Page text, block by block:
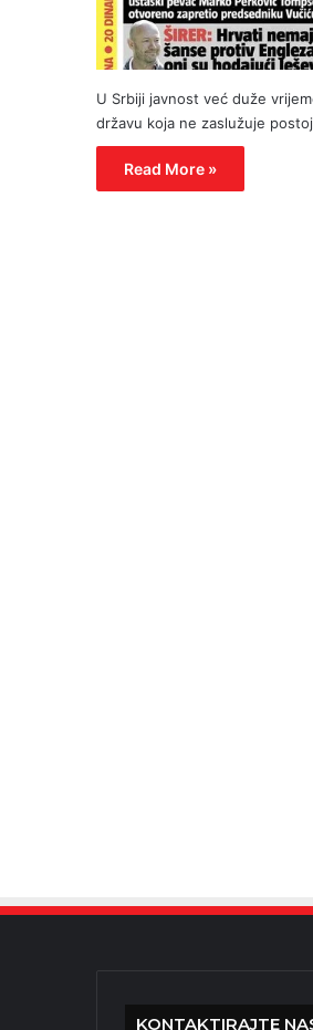
U Srbiji javnost već duže
državu koja ne zaslužuje
Read More »
KONTAKTIRAJTE